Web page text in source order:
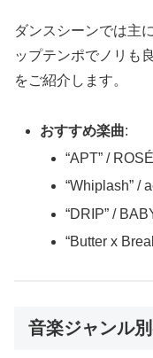
ダンスシーンでは主
ップテンポでノリも
をご紹介します。
おすすめ楽曲:
“APT” /
“Whiplash” /
“DRIP” /
“Butter x
音楽ジャンル